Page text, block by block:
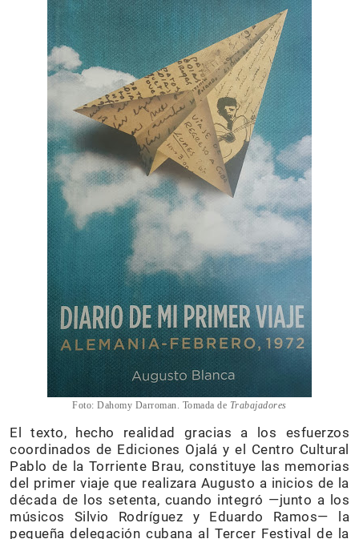
Foto: Dahomy Darroman. Tomada de Trabajadores
El texto, hecho realidad gracias a los esfuerzos
coordinados de Ediciones Ojalá y el Centro Cultural
Pablo de la Torriente Brau, constituye las memorias
del primer viaje que realizara Augusto a inicios de la
década de los setenta, cuando integró —junto a los
músicos Silvio Rodríguez y Eduardo Ramos— la
pequeña delegación cubana al Tercer Festival de la